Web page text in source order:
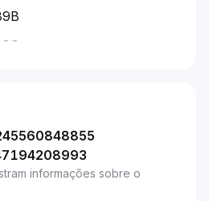
--
informações sobre o